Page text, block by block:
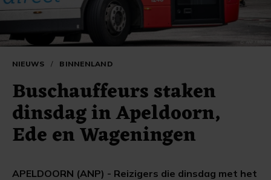
NIEUWS / BINNENLAND
Buschauffeurs staken
dinsdag in Apeldoorn,
Ede en Wageningen
APELDOORN (ANP) - Reizigers die dinsdag met het